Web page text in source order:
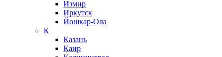
Измир
Иркутск
Йошкар-Ола
К
Казань
Каир